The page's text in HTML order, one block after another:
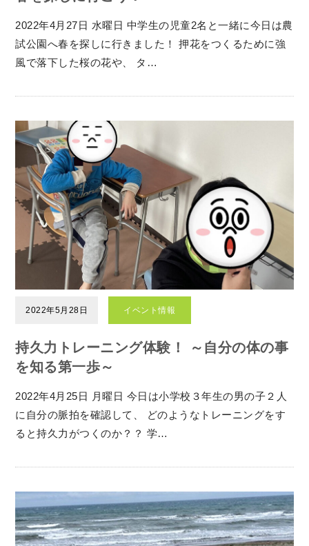
2022年4月27日 水曜日 中学生の児童2名と一緒に今日は農
試公園へ春を探しに行きました！ 押花をつくるために強
風で落下した桜の花や、 タ…
2022年5月28日 イベント情報
持久力トレーニング体験！ ～自分の体の事
を知る第一歩～
2022年4月25日 月曜日 今日は小学校３年生の男の子２人
に自分の脈拍を確認して、 どのようなトレーニングをす
ると持久力がつくのか？？ 学…